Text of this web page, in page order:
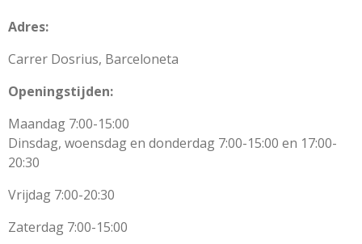
Adres:
Carrer Dosrius, Barceloneta
Openingstijden:
Maandag 7:00-15:00
Dinsdag, woensdag en donderdag 7:00-15:00 en 17:00-
20:30
Vrijdag 7:00-20:30
Zaterdag 7:00-15:00